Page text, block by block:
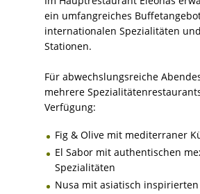
ein umfangreiches
internationalen Spezialitäten
Stationen.
Für abwechslungsreiche
mehrere
Verfügung:
Fig & Olive mit mediterraner
El Sabor mit authentischen
Spezialitäten
Nusa mit asiatisch